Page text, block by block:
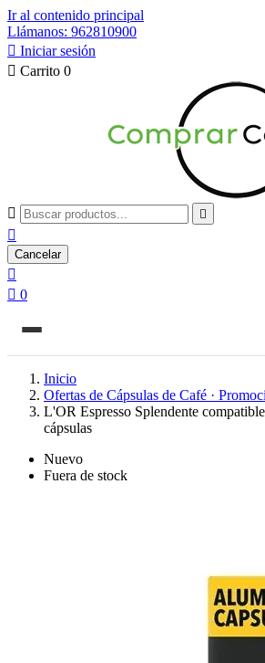
Ir al contenido principal
Llámanos: 962810900
 Iniciar sesión
 Carrito 0
 

Cancelar

 0
Inicio
Ofertas de Cápsulas de Café ·
L'OR Espresso Splendente
cápsulas
Nuevo
Fuera de stock